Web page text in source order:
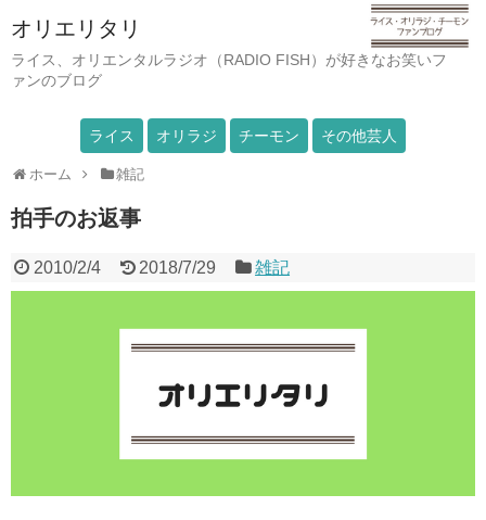
オリエリタリ
ライス、オリエンタルラジオ（RADIO FISH）が好きなお笑いフ
ァンのブログ
ライス オリラジ チーモン その他芸人
ホーム 雑記
拍手のお返事
2010/2/4 2018/7/29 雑記